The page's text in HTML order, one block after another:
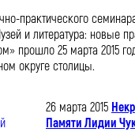
практического
и литература: новые
прошло 25 марта 2015
округе столицы.
26 марта 2015
Памяти Лидии